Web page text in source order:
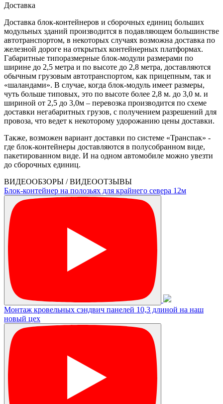
Доставка
Доставка блок-контейнеров и сборочных единиц больших
модульных зданий производится в подавляющем большинстве
автотранспортом, в некоторых случаях возможна доставка по
железной дороге на открытых контейнерных платформах.
Габаритные типоразмерные блок-модули размерами по
ширине до 2,5 метра и по высоте до 2,8 метра, доставляются
обычным грузовым автотранспортом, как прицепным, так и
«шаландами». В случае, когда блок-модуль имеет размеры,
чуть больше типовых, это по высоте более 2,8 м. до 3,0 м. и
шириной от 2,5 до 3,0м – перевозка производится по схеме
доставки негабаритных грузов, с получением разрешений для
провоза, что ведет к некоторому удорожанию цены доставки.
Также, возможен вариант доставки по системе «Транспак» -
где блок-контейнеры доставляются в полусобранном виде,
пакетированном виде. И на одном автомобиле можно увезти
до сборочных единиц.
ВИДЕООБЗОРЫ / ВИДЕООТЗЫВЫ
Блок-контейнер на полозьях для крайнего севера 12м
Монтаж кровельных сэндвич панелей 10,3 длиной на наш
новый цех